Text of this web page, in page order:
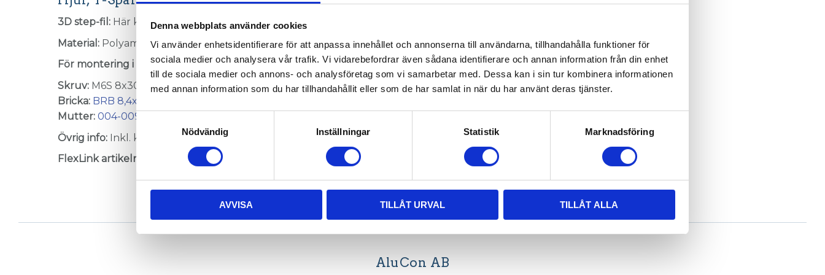
Denna webbplats använder cookies
Vi använder enhetsidentifierare för att anpassa innehållet och annonserna till användarna, tillhandahålla funktioner för
sociala medier och analysera vår trafik. Vi vidarebefordrar även sådana identifierare och annan information från din enhet
till de sociala medier och annons- och analysföretag som vi samarbetar med. Dessa kan i sin tur kombinera informationen
med annan information som du har tillhandahållit eller som de har samlat in när du har använt deras tjänster.
Samtyckesval
Nödvändig
Inställningar Statistik Marknadsföring
AVVISA TILLÅT URVAL TILLÅT ALLA
3D step-fil: Här kan du hämta en 3D step-fil017-103
Material: Polyamid
För montering i profilsida:(ingår ej)
Skruv: M6S 8x30 (1 st)
Bricka: BRB 8,4x16
Mutter: 004-009
Övrig info: Inkl. kullager och distanshylsa, För Hjulok, T-Spår 11:017-101
, passar för att styra i T-Spår 11
FlexLink artikelnummer:
XCAW 48 G
AluCon AB